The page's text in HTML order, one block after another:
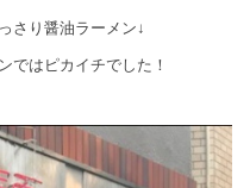
さり醤油ラーメン↓
はピカイチでした！